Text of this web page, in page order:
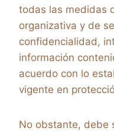
todas las medidas
organizativa y de
confidencialidad,
información
acuerdo con lo
vigente en
No obstante, debe